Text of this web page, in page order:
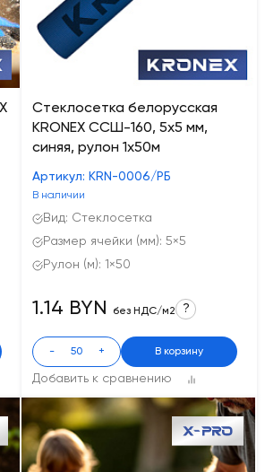
Стеклосетка белорусская
KRONEX CCШ-160, 5х5 мм,
синяя, рулон 1х50м
Артикул: KRN-0006/PБ
В наличии
Вид: Стеклосетка
Размер ячейки (мм): 5×5
Рулон (м): 1×50
Добавить к сравнению
1.14 BYN без НДС/м2 ?
- + В корзину